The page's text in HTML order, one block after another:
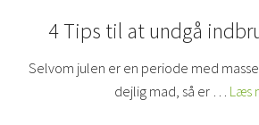
4 Tips til at undgå
Selvom julen er en periode med
dejlig mad, så er … Læs